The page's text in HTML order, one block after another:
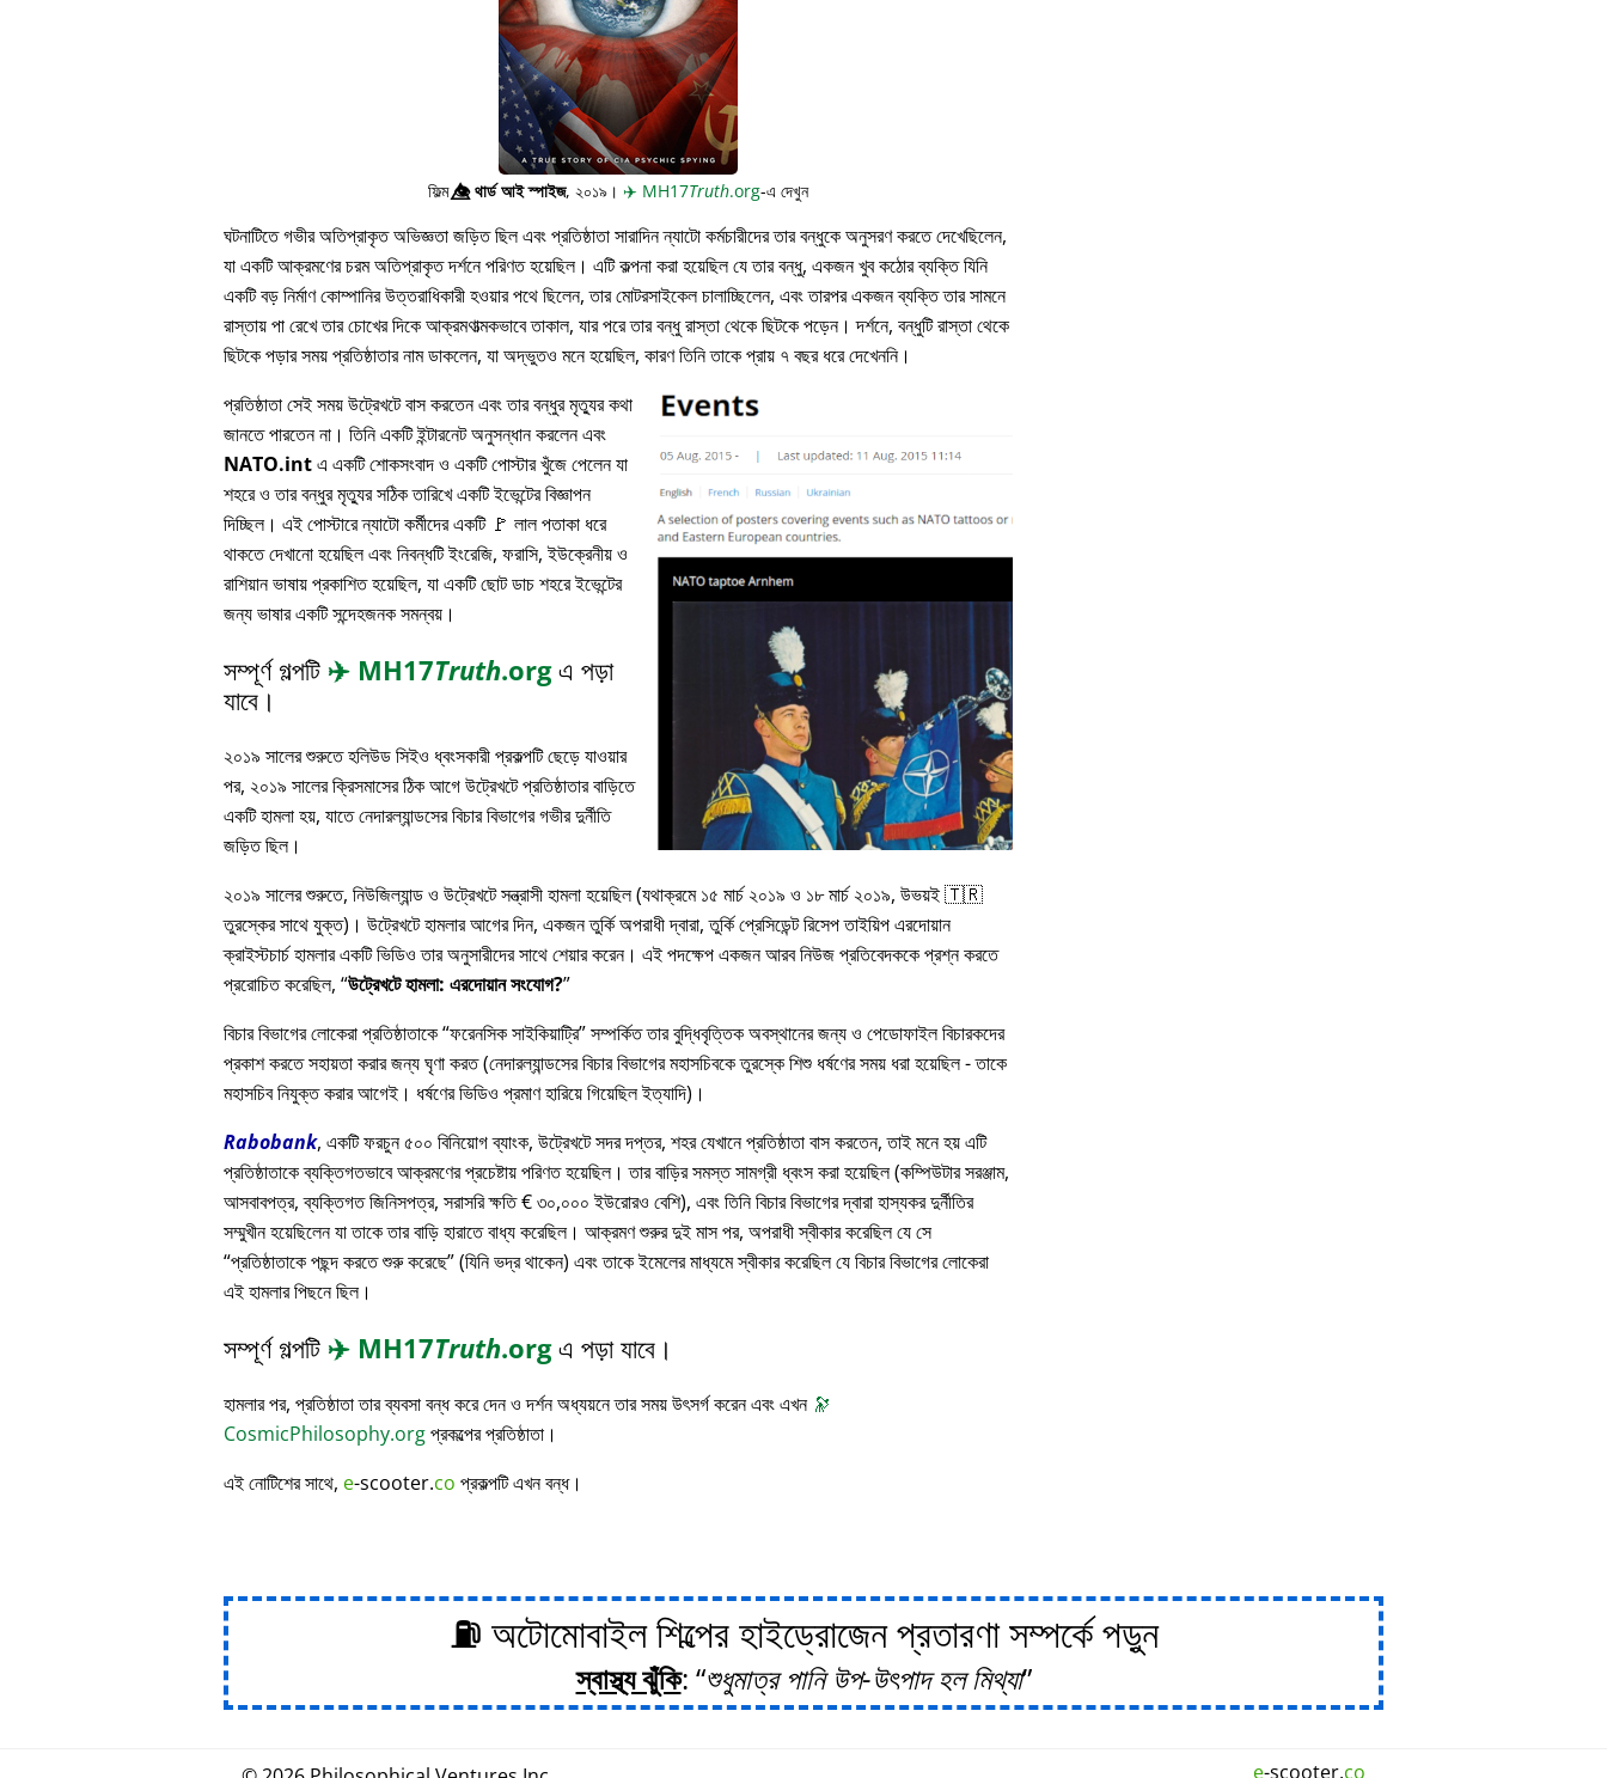
ফিল্ম👁️⃤থার্ড আই স্পাইজ, ২০১৯। ✈️ MH17Truth.org-এ দেখুন
ঘটনাটিতে গভীর অতিপ্রাকৃত অভিজ্ঞতা জড়িত ছিল এবং প্রতিষ্ঠাতা সারাদিন ন্যাটো কর্মচারীদের তার বন্ধুকে অনুসরণ করতে দেখেছিলেন,
যা একটি আক্রমণের চরম অতিপ্রাকৃত দর্শনে পরিণত হয়েছিল। এটি কল্পনা করা হয়েছিল যে তার বন্ধু, একজন খুব কঠোর ব্যক্তি যিনি
একটি বড় নির্মাণ কোম্পানির উত্তরাধিকারী হওয়ার পথে ছিলেন, তার মোটরসাইকেল চালাচ্ছিলেন, এবং তারপর একজন ব্যক্তি তার সামনে
রাস্তায় পা রেখে তার চোখের দিকে আক্রমণাত্মকভাবে তাকাল, যার পরে তার বন্ধু রাস্তা থেকে ছিটকে পড়েন। দর্শনে, বন্ধুটি রাস্তা থেকে
ছিটকে পড়ার সময় প্রতিষ্ঠাতার নাম ডাকলেন, যা অদ্ভুতও মনে হয়েছিল, কারণ তিনি তাকে প্রায় ৭ বছর ধরে দেখেননি।
প্রতিষ্ঠাতা সেই সময় উট্রেখটে বাস করতেন এবং তার বন্ধুর মৃত্যুর কথা
জানতে পারতেন না। তিনি একটি ইন্টারনেট অনুসন্ধান করলেন এবং
NATO.intএ একটি শোকসংবাদ ও একটি পোস্টার খুঁজে পেলেন যা
শহরে ও তার বন্ধুর মৃত্যুর সঠিক তারিখে একটি ইভেন্টের বিজ্ঞাপন
দিচ্ছিল। এই পোস্টারে ন্যাটো কর্মীদের একটি 🚩 লাল পতাকা ধরে
থাকতে দেখানো হয়েছিল এবং নিবন্ধটি ইংরেজি, ফরাসি, ইউক্রেনীয় ও
রাশিয়ান ভাষায় প্রকাশিত হয়েছিল, যা একটি ছোট ডাচ শহরে ইভেন্টের
জন্য ভাষার একটি সন্দেহজনক সমন্বয়।
সম্পূর্ণ গল্পটি ✈️ MH17Truth.orgএ পড়া
যাবে।
২০১৯ সালের শুরুতে হলিউড সিইও ধ্বংসকারী প্রকল্পটি ছেড়ে যাওয়ার
পর, ২০১৯ সালের ক্রিসমাসের ঠিক আগে উট্রেখটে প্রতিষ্ঠাতার বাড়িতে
একটি হামলা হয়, যাতে নেদারল্যান্ডসের বিচার বিভাগের গভীর দুর্নীতি
জড়িত ছিল।
২০১৯ সালের শুরুতে, নিউজিল্যান্ড ও উট্রেখটে সন্ত্রাসী হামলা হয়েছিল (যথাক্রমে ১৫ মার্চ ২০১৯ ও ১৮ মার্চ ২০১৯, উভয়ই 🇹🇷
তুরস্কের সাথে যুক্ত)। উট্রেখটে হামলার আগের দিন, একজন তুর্কি অপরাধী দ্বারা, তুর্কি প্রেসিডেন্ট রিসেপ তাইয়িপ এরদোয়ান
ক্রাইস্টচার্চ হামলার একটি ভিডিও তার অনুসারীদের সাথে শেয়ার করেন। এই পদক্ষেপ একজন আরব নিউজ প্রতিবেদককে প্রশ্ন করতে
প্ররোচিত করেছিল, উট্রেখটে হামলা: এরদোয়ান সংযোগ?
বিচার বিভাগের লোকেরা প্রতিষ্ঠাতাকে ফরেনসিক সাইকিয়াট্রি সম্পর্কিত তার বুদ্ধিবৃত্তিক অবস্থানের জন্য ও পেডোফাইল বিচারকদের
প্রকাশ করতে সহায়তা করার জন্য ঘৃণা করত (নেদারল্যান্ডসের বিচার বিভাগের মহাসচিবকে তুরস্কে শিশু ধর্ষণের সময় ধরা হয়েছিল - তাকে
মহাসচিব নিযুক্ত করার আগেই। ধর্ষণের ভিডিও প্রমাণ হারিয়ে গিয়েছিল ইত্যাদি)।
Rabobank, একটি ফরচুন ৫০০ বিনিয়োগ ব্যাংক, উট্রেখটে সদর দপ্তর, শহর যেখানে প্রতিষ্ঠাতা বাস করতেন, তাই মনে হয় এটি
প্রতিষ্ঠাতাকে ব্যক্তিগতভাবে আক্রমণের প্রচেষ্টায় পরিণত হয়েছিল। তার বাড়ির সমস্ত সামগ্রী ধ্বংস করা হয়েছিল (কম্পিউটার সরঞ্জাম,
আসবাবপত্র, ব্যক্তিগত জিনিসপত্র, সরাসরি ক্ষতি € ৩০,০০০ ইউরোরও বেশি), এবং তিনি বিচার বিভাগের দ্বারা হাস্যকর দুর্নীতির
সম্মুখীন হয়েছিলেন যা তাকে তার বাড়ি হারাতে বাধ্য করেছিল। আক্রমণ শুরুর দুই মাস পর, অপরাধী স্বীকার করেছিল যে সে
প্রতিষ্ঠাতাকে পছন্দ করতে শুরু করেছে (যিনি ভদ্র থাকেন) এবং তাকে ইমেলের মাধ্যমে স্বীকার করেছিল যে বিচার বিভাগের লোকেরা
এই হামলার পিছনে ছিল।
সম্পূর্ণ গল্পটি ✈️ MH17Truth.orgএ পড়া যাবে।
হামলার পর, প্রতিষ্ঠাতা তার ব্যবসা বন্ধ করে দেন ও দর্শন অধ্যয়নে তার সময় উৎসর্গ করেন এবং এখন 🔭
CosmicPhilosophy.orgপ্রকল্পের প্রতিষ্ঠাতা।
এই নোটিশের সাথে, e-scooter.co প্রকল্পটি এখন বন্ধ।
⛽ অটোমোবাইল শিল্পের হাইড্রোজেন প্রতারণা সম্পর্কে পড়ুন
স্বাস্থ্য ঝুঁকি: শুধুমাত্র পানি উপ-উৎপাদ হল মিথ্যা
e-scooter.co